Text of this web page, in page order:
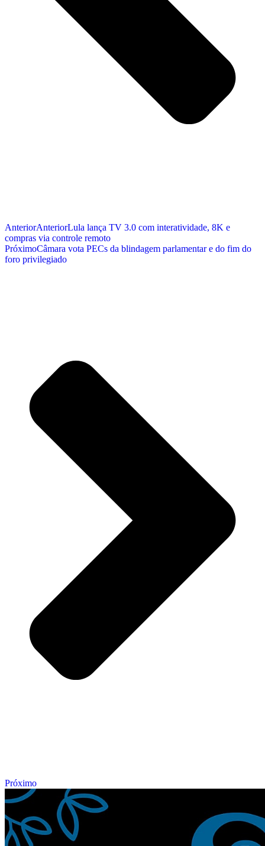
AnteriorAnteriorLula lança TV 3.0 com interatividade, 8K e
compras via controle remoto
PróximoCâmara vota PECs da blindagem parlamentar e do fim do
foro privilegiado
Próximo